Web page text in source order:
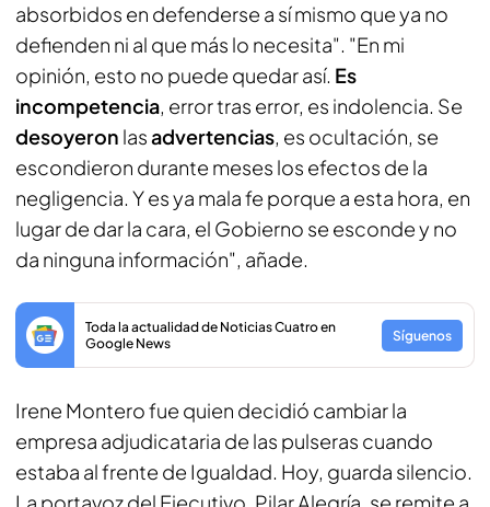
absorbidos en defenderse a sí mismo que ya no
defienden ni al que más lo necesita". "En mi
opinión, esto no puede quedar así. Es
incompetencia, error tras error, es indolencia. Se
desoyeron lasadvertencias, es ocultación, se
escondieron durante meses los efectos de la
negligencia. Y es ya mala fe porque a esta hora, en
lugar de dar la cara, el Gobierno se esconde y no
da ninguna información", añade.
Toda la actualidad de Noticias Cuatro en
Google News
Síguenos
Irene Montero fue quien decidió cambiar la
empresa adjudicataria de las pulseras cuando
estaba al frente de Igualdad. Hoy, guarda silencio.